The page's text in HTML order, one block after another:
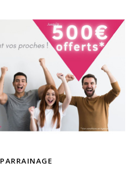
PARRAINAGE